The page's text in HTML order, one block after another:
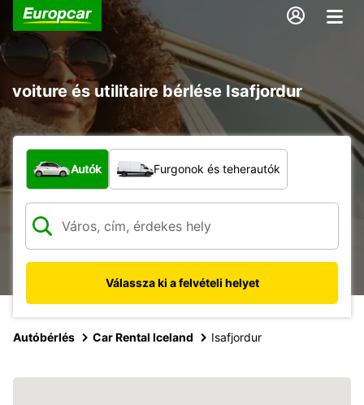
voiture és utilitaire bérlése Isafjordur
Milyen típusú jármű?
Autók Furgonok és teherautók
Válassza ki a felvételi helyet
Autóbérlés Car Rental Iceland Isafjordur